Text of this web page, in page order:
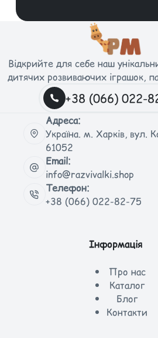
Відкрийте для себе наш
дитячих розвиваючих іграшок,
+38 (066) 022-
Адреса:
Україна. м. Харків, вул.
61052
Email:
info@razvivalki.shop
Телефон:
+38 (066) 022-82-75
Інформація
Про нас
Каталог
Блог
Контакти